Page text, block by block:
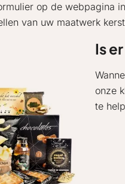
op de webpagina
van uw maatwerk
Is
onze
te